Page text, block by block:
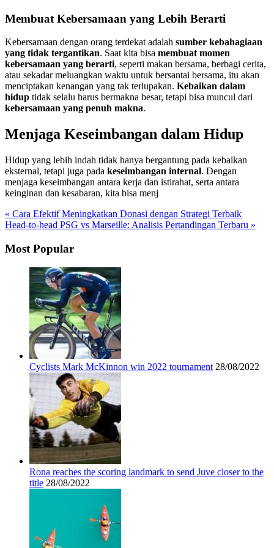
Membuat Kebersamaan yang Lebih Berarti
Kebersamaan dengan orang terdekat adalah sumber kebahagiaan
yang tidak tergantikan. Saat kita bisa membuat momen
kebersamaan yang berarti, seperti makan bersama, berbagi cerita,
atau sekadar meluangkan waktu untuk bersantai bersama, itu akan
menciptakan kenangan yang tak terlupakan. Kebaikan dalam
hidup tidak selalu harus bermakna besar, tetapi bisa muncul dari
kebersamaan yang penuh makna.
Menjaga Keseimbangan dalam Hidup
Hidup yang lebih indah tidak hanya bergantung pada kebaikan
eksternal, tetapi juga pada keseimbangan internal. Dengan
menjaga keseimbangan antara kerja dan istirahat, serta antara
keinginan dan kesabaran, kita bisa menj
« Cara Efektif Meningkatkan Donasi dengan Strategi Terbaik
Head-to-head PSG vs Marseille: Analisis Pertandingan Terbaru »
Most Popular
Cyclists Mark McKinnon win 2022 tournament 28/08/2022
Rona reaches the scoring landmark to send Juve closer to the
title 28/08/2022